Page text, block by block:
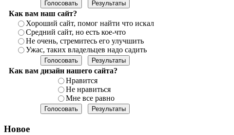
Как вам наш сайт?
Хороший сайт, помог найти что искал
Средний сайт, но есть кое-что
Не очень, стремитесь его улучшить
Ужас, таких владельцев надо садить
Как вам дизайн нашего сайта?
Нравится
Не нравиться
Мне все равно
Новое